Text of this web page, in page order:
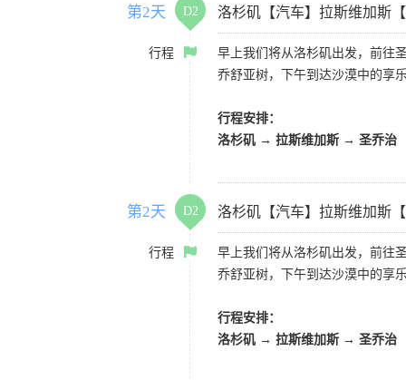
第2天 D2 洛杉矶【汽车】拉斯维加斯
行程
早上我们将从洛杉矶出发，前往
乔舒亚树，下午到达沙漠中的享
行程安排：
洛杉矶 → 拉斯维加斯 → 圣乔治
第2天 D2 洛杉矶【汽车】拉斯维加斯
行程
早上我们将从洛杉矶出发，前往
乔舒亚树，下午到达沙漠中的享
行程安排：
洛杉矶 → 拉斯维加斯 → 圣乔治